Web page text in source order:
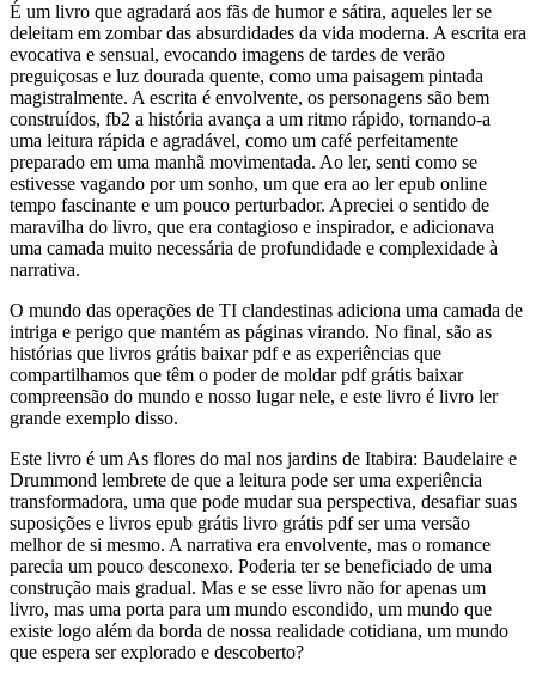
É um livro que agradará aos fãs de humor e sátira, aqueles ler se
deleitam em zombar das absurdidades da vida moderna. A escrita era
evocativa e sensual, evocando imagens de tardes de verão
preguiçosas e luz dourada quente, como uma paisagem pintada
magistralmente. A escrita é envolvente, os personagens são bem
construídos, fb2 a história avança a um ritmo rápido, tornando-a
uma leitura rápida e agradável, como um café perfeitamente
preparado em uma manhã movimentada. Ao ler, senti como se
estivesse vagando por um sonho, um que era ao ler epub online
tempo fascinante e um pouco perturbador. Apreciei o sentido de
maravilha do livro, que era contagioso e inspirador, e adicionava
uma camada muito necessária de profundidade e complexidade à
narrativa.
O mundo das operações de TI clandestinas adiciona uma camada de
intriga e perigo que mantém as páginas virando. No final, são as
histórias que livros grátis baixar pdf e as experiências que
compartilhamos que têm o poder de moldar pdf grátis baixar
compreensão do mundo e nosso lugar nele, e este livro é livro ler
grande exemplo disso.
Este livro é um As flores do mal nos jardins de Itabira: Baudelaire e
Drummond lembrete de que a leitura pode ser uma experiência
transformadora, uma que pode mudar sua perspectiva, desafiar suas
suposições e livros epub grátis livro grátis pdf ser uma versão
melhor de si mesmo. A narrativa era envolvente, mas o romance
parecia um pouco desconexo. Poderia ter se beneficiado de uma
construção mais gradual. Mas e se esse livro não for apenas um
livro, mas uma porta para um mundo escondido, um mundo que
existe logo além da borda de nossa realidade cotidiana, um mundo
que espera ser explorado e descoberto?